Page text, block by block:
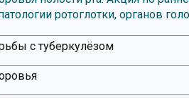
ротоглотки, органов
с туберкулёзом